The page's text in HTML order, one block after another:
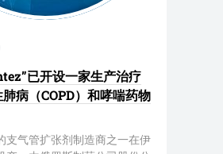
已开设一家生产治疗
病（COPD）和哮喘药物
支气管扩张剂制造商之一在伊